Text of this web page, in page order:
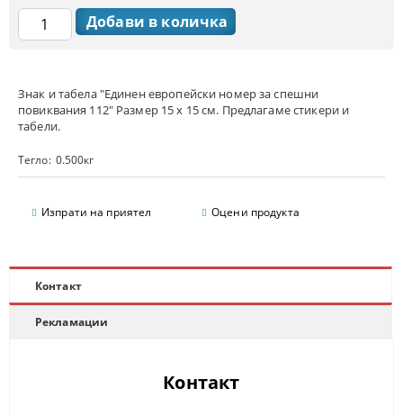
Знак и табела "Единен европейски номер за спешни
повиквания 112" Размер 15 х 15 см. Предлагаме стикери и
табели.
Тегло: 0.500кг
Изпрати на приятел Оцени продукта
Контакт
Рекламации
Контакт